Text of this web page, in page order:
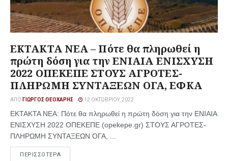
ΕΚΤΑΚΤΑ ΝΕΑ – Πότε θα πληρωθεί η
πρώτη δόση για την ΕΝΙΑΙΑ ΕΝΙΣΧΥΣΗ
2022 ΟΠΕΚΕΠΕ ΣΤΟΥΣ ΑΓΡΟΤΕΣ-
ΠΛΗΡΩΜΗ ΣΥΝΤΑΞΕΩΝ ΟΓΑ, ΕΦΚΑ
ΑΠΌ ΓΙΏΡΓΟΣ ΘΕΟΧΆΡΗΣ 12 ΟΚΤΩΒΡΊΟΥ, 2022
ΕΚΤΑΚΤΑ ΝΕΑ: Πότε θα πληρωθεί η πρώτη δόση για την ΕΝΙΑΙΑ
ΕΝΙΣΧΥΣΗ 2022 ΟΠΕΚΕΠΕ (opekepe.gr) ΣΤΟΥΣ ΑΓΡΟΤΕΣ-
ΠΛΗΡΩΜΗ ΣΥΝΤΑΞΕΩΝ ΟΓΑ, ...
ΠΕΡΙΣΣΟΤΕΡΑ